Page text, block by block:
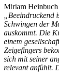
Miriam Heinbuch
Schwingen der
auskommt. Die
einem
Zeigefingers
sich mit seiner
relevant anfühlt.